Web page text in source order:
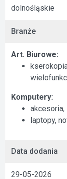
dolnośląskie
Branże
Art. Biurowe:
Komputery:
laptopy,
Data dodania
29-05-2026